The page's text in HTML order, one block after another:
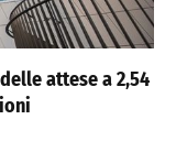
attese a 2,54